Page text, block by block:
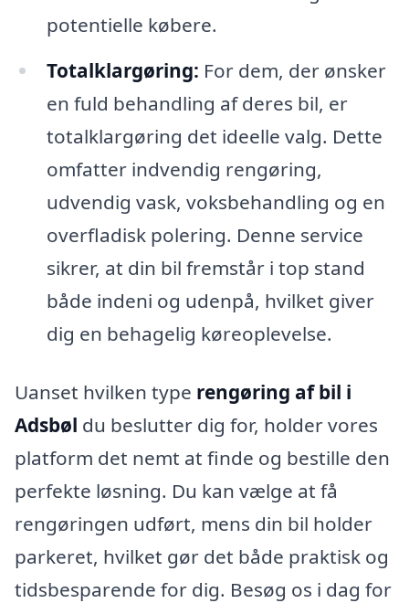
potentielle købere.
Totalklargøring: For dem, der ønsker
en fuld behandling af deres bil, er
totalklargøring det ideelle valg. Dette
omfatter indvendig rengøring,
udvendig vask, voksbehandling og en
overfladisk polering. Denne service
sikrer, at din bil fremstår i top stand
både indeni og udenpå, hvilket giver
dig en behagelig køreoplevelse.
Uanset hvilken type rengøring af bil i
Adsbøl du beslutter dig for, holder vores
platform det nemt at finde og bestille den
perfekte løsning. Du kan vælge at få
rengøringen udført, mens din bil holder
parkeret, hvilket gør det både praktisk og
tidsbesparende for dig. Besøg os i dag for